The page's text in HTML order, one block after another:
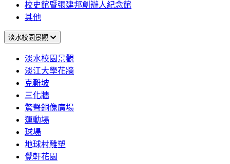
校史館暨張建邦創辦人紀念館
其他
淡水校園景觀
淡水校園景觀
淡江大學花牆
克難坡
三化牆
驚聲銅像廣場
運動場
球場
地球村雕塑
覺軒花園